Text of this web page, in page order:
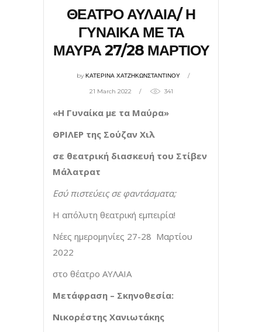
ΘΕΑΤΡΟ ΑΥΛΑΙΑ/ Η
ΓΥΝΑΙΚΑ ΜΕ ΤΑ
ΜΑΥΡΑ 27/28 ΜΑΡΤΙΟΥ
byΚΑΤΕΡΙΝΑ ΧΑΤΖΗΚΩΝΣΤΑΝΤΙΝΟΥ
21 March 2022 341
«Η Γυναίκα με τα Μαύρα»
ΘΡΙΛΕΡ της Σούζαν Χιλ
σε θεατρική διασκευή του Στίβεν
Μάλατρατ
Εσύ πιστεύεις σε φαντάσματα;
Η απόλυτη θεατρική εμπειρία!
Νέες ημερομηνίες 27-28 Μαρτίου
2022
στο θέατρο ΑΥΛΑΙΑ
Μετάφραση – Σκηνοθεσία:
Νικορέστης Χανιωτάκης